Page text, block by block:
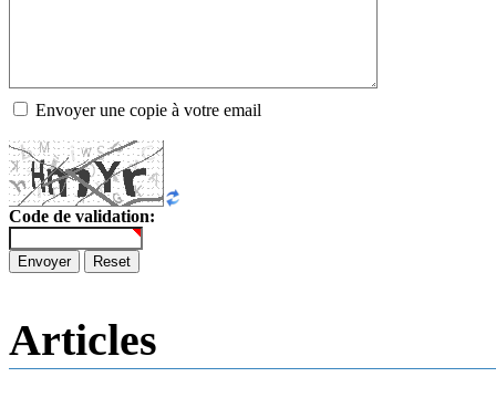
Envoyer une copie à votre email
Code de validation:
Envoyer Reset
Articles